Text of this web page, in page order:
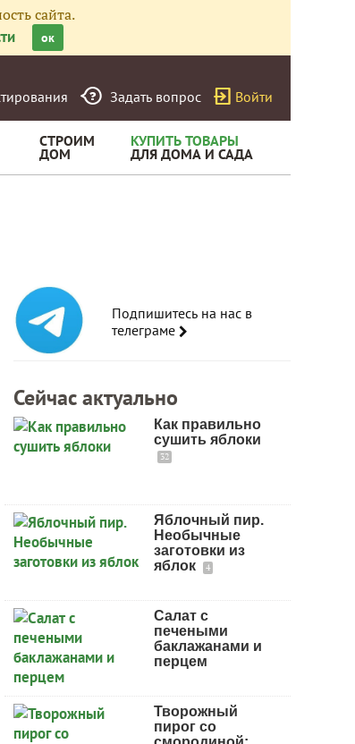
сайта.
ок
Задать вопрос Войти
СТРОИМ
ДОМ
КУПИТЬ ТОВАРЫ
ДЛЯ ДОМА И САДА
Подпишитесь на нас в
телеграме
Сейчас актуально
Как правильно
сушить яблоки
32
Яблочный пир.
Необычные
заготовки из
яблок
4
Салат с
печеными
баклажанами и
перцем
Творожный
пирог со